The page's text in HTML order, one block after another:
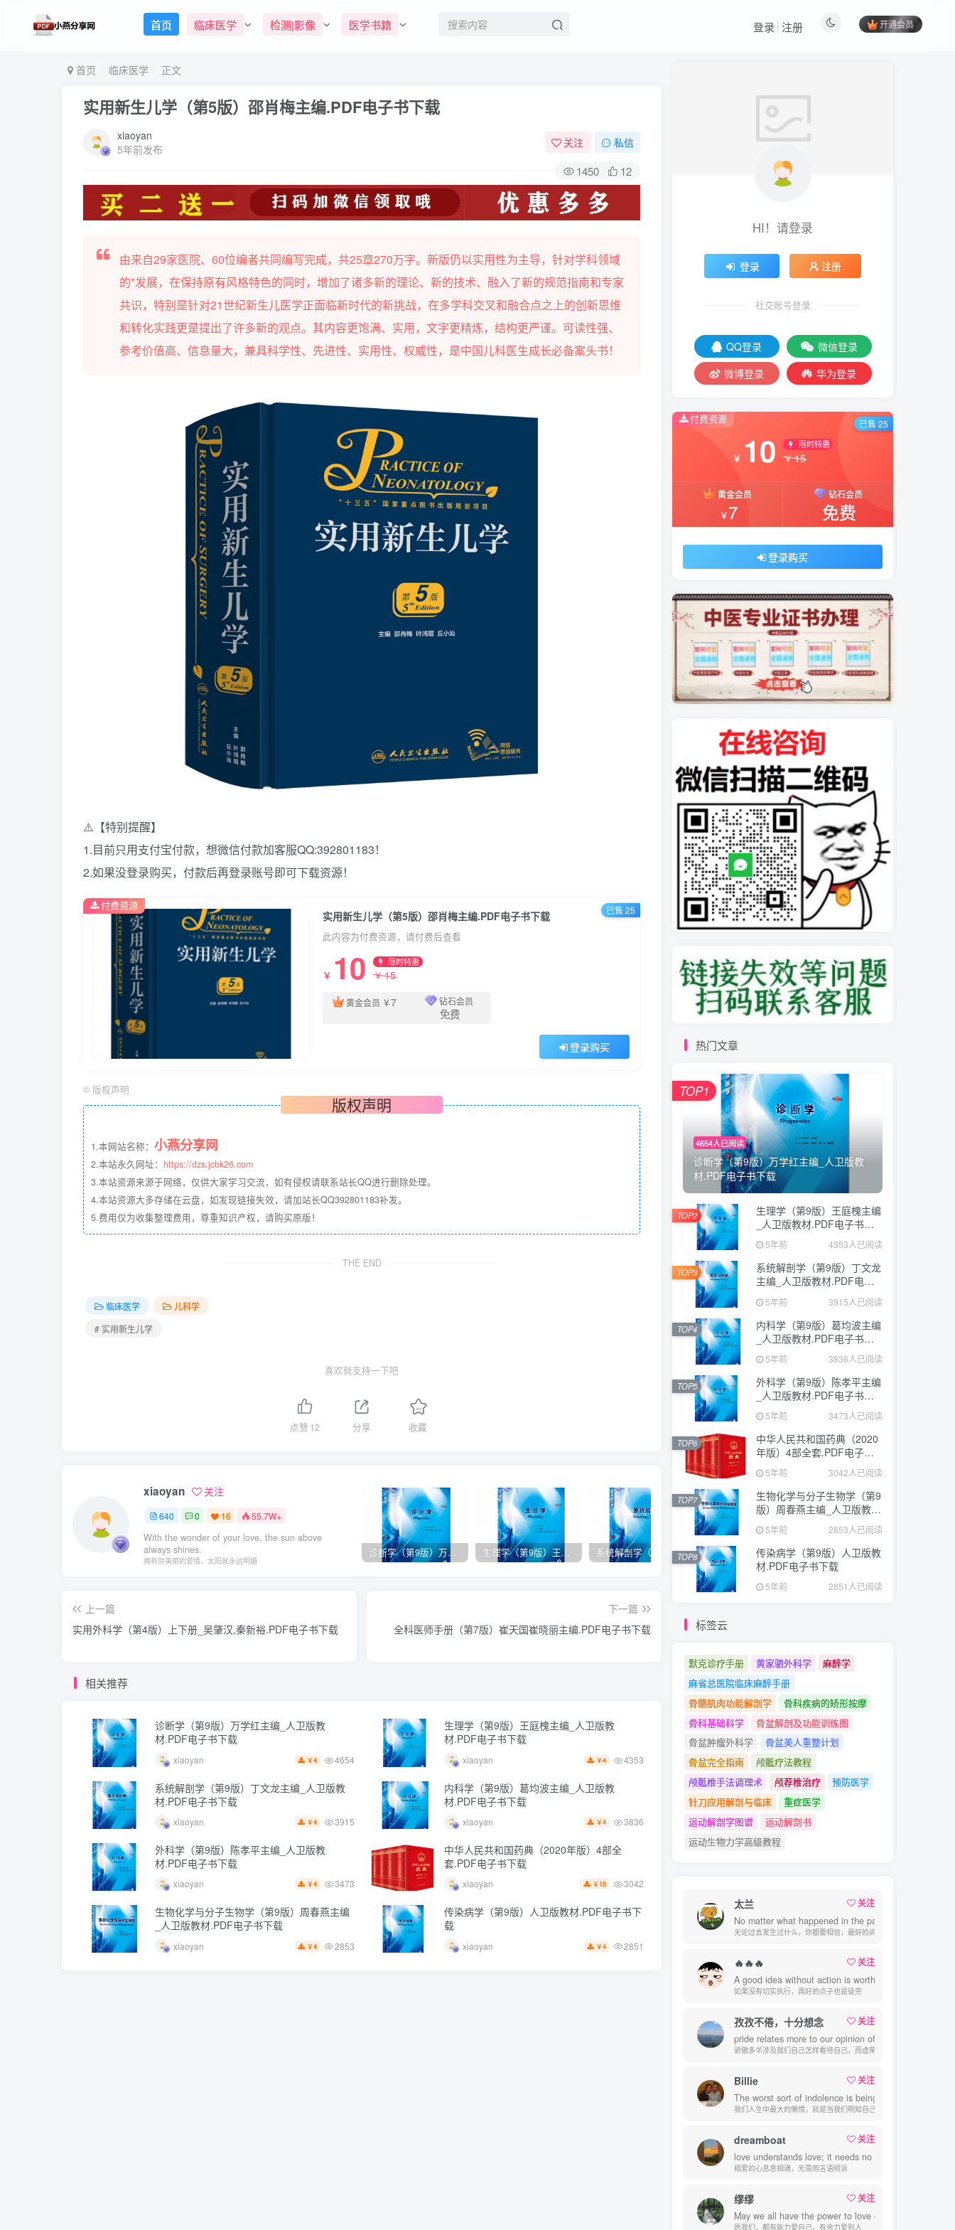
首页 临床医学 检测|影像 医学书籍 开通会员
登录 注册
首页 临床医学 正文
实用新生儿学（第5版）邵肖梅主编.PDF电子书下载
xiaoyan
5年前发布
关注 私信
1450 12
由来自29家医院、60位编者共同编写完成，共25章270万字。新版仍以实用性为主导，针对学科领域
的*发展，在保持原有风格特色的同时，增加了诸多新的理论、新的技术、融入了新的规范指南和专家
共识，特别是针对21世纪新生儿医学正面临新时代的新挑战，在多学科交叉和融合点之上的创新思维
和转化实践更是提出了许多新的观点。其内容更饱满、实用，文字更精炼，结构更严谨。可读性强、
参考价值高、信息量大，兼具科学性、先进性、实用性、权威性，是中国儿科医生成长必备案头书！
⚠️【特别提醒】
1.目前只用支付宝付款，想微信付款加客服QQ:392801183！
2.如果没登录购买，付款后再登录账号即可下载资源！
实用新生儿学（第5版）邵肖梅主编.PDF电子书下载
此内容为付费资源，请付费后查看
￥ 10 限时特惠
￥15
黄金会员 ￥7 钻石会员
免费
登录购买
付费资源 已售 25
© 版权声明
版权声明
1.本网站名称： 小燕分享网
2.本站永久网址： https://dzs.jcbk26.com
3.本站资源来源于网络，仅供大家学习交流，如有侵权请联系站长QQ进行删除处理。
4.本站资源大多存储在云盘，如发现链接失效，请加站长QQ392801183补发。
5.费用仅为收集整理费用，尊重知识产权，请购买原版！
THE END
临床医学
儿科学
# 实用新生儿学
喜欢就支持一下吧
点赞 12 分享 收藏
xiaoyan 关注
640 0 16 55.7W+
With the wonder of your love, the sun above
always shines.
拥有你美丽的爱情，太阳就永远明媚
诊断学（第9版）万学红主编_人卫版教材.PDF电子书下载 生理学（第9版）王庭槐主编_人卫版教材.PDF电子书下载 系统解剖学（第9版）丁文龙主编_人卫版教材.PDF电子书下载 内科学（第9版）葛均波主编_人卫版教材.PDF电子书下载
上一篇
实用外科学（第4版）上下册_吴肇汉,秦新裕.PDF电子书下载
下一篇
全科医师手册（第7版）崔天国崔晓丽主编.PDF电子书下载
相关推荐
诊断学（第9版）万学红主编_人卫版教
材.PDF电子书下载
xiaoyan ￥4 4654
生理学（第9版）王庭槐主编_人卫版教
材.PDF电子书下载
xiaoyan ￥4 4353
系统解剖学（第9版）丁文龙主编_人卫版教
材.PDF电子书下载
xiaoyan ￥4 3915
内科学（第9版）葛均波主编_人卫版教
材.PDF电子书下载
xiaoyan ￥4 3836
外科学（第9版）陈孝平主编_人卫版教
材.PDF电子书下载
xiaoyan ￥4 3473
中华人民共和国药典（2020年版）4部全
套.PDF电子书下载
xiaoyan ￥ 15 3042
生物化学与分子生物学（第9版）周春燕主编
_人卫版教材.PDF电子书下载
xiaoyan ￥4 2853
传染病学（第9版）人卫版教材.PDF电子书下
载
xiaoyan ￥4 2851
HI！请登录
登录 注册
社交账号登录
QQ登录
微信登录
微博登录
华为登录
付费资源
￥ 10 限时特惠
￥15
黄金会员
￥7
钻石会员
免费
登录购买
已售 25
热门文章
4654人已阅读
诊断学（第9版）万学红主编_人卫版教
材.PDF电子书下载
TOP1
生理学（第9版）王庭槐主编
_人卫版教材.PDF电子书下
载 5年前 4353人已阅读
TOP2
系统解剖学（第9版）丁文龙
主编_人卫版教材.PDF电子
书下载
5年前 3915人已阅读
TOP3
内科学（第9版）葛均波主编
_人卫版教材.PDF电子书下
5年前 3836人已阅读
TOP4
外科学（第9版）陈孝平主编
_人卫版教材.PDF电子书下
5年前 3473人已阅读
TOP5
中华人民共和国药典（2020
年版）4部全套.PDF电子书
下载
5年前 3042人已阅读
TOP6
生物化学与分子生物学（第9
版）周春燕主编_人卫版教
材.PDF电子书下载
5年前 2853人已阅读
TOP7
传染病学（第9版）人卫版教
材.PDF电子书下载
5年前 2851人已阅读
TOP8
标签云
默克诊疗手册 黄家驷外科学
麻醉学
麻省总医院临床麻醉手册
骨骼肌肉功能解剖学
骨科疾病的矫形按摩
骨科基础科学
骨盆解剖及功能训练图
骨盆肿瘤外科学
骨盆美人重整计划
骨盆完全指南
颅骶疗法教程
颅骶椎手法调理术
颅荐椎治疗
预防医学
针刀应用解剖与临床
重症医学
运动解剖学图谱
运动解剖书
运动生物力学高级教程
太兰
关注
No matter what happened in the past, you have to
无论过去发生过什么，你都要相信，最好的尚未到来
🔥🔥🔥
关注
A good idea without action is worth nothing.
如果没有切实执行，再好的点子也是徒劳
孜孜不倦，十分想念
关注
pride relates more to our opinion of ourselves, vanity
骄傲多半涉及我们自己怎样看待自己，而虚荣则涉及我们想别人怎样
Billie
关注
The worst sort of indolence is being given a choice,
我们人生中最大的懒惰，就是当我们明知自己拥有作出选择的能力，
dreamboat
关注
love understands love; it needs no talk.
相爱的心息息相通，无需用言语倾诉
缪缪
关注
May we all have the power to love ourselves and
愿我们，都有能力爱自己，有余力爱别人